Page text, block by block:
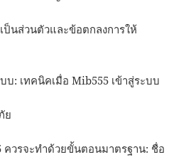
นส่วนตัวและข้อตกลงการให้
บ: เทคนิคเมื่อ Mib555 เข้าสู่ระบบ
ย
ควรจะทำด้วยขั้นตอนมาตรฐาน: ชื่อ